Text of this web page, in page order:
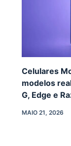
Celulares
modelos
G, Edge e
MAIO 21, 2026